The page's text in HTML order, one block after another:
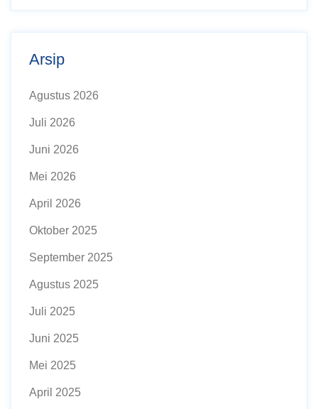
Arsip
Agustus 2026
Juli 2026
Juni 2026
Mei 2026
April 2026
Oktober 2025
September 2025
Agustus 2025
Juli 2025
Juni 2025
Mei 2025
April 2025